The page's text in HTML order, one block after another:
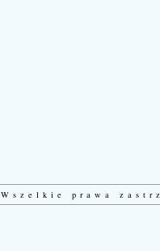
Wszelkie prawa